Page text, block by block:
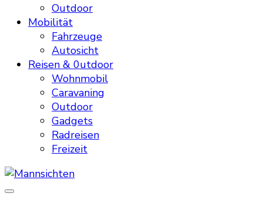
Outdoor
Mobilität
Fahrzeuge
Autosicht
Reisen & 0utdoor
Wohnmobil
Caravaning
Outdoor
Gadgets
Radreisen
Freizeit
Mannsichten